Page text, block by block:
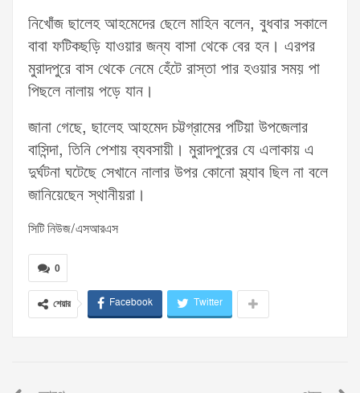
নিখোঁজ ছালেহ আহমেদের ছেলে মাহিন বলেন, বুধবার সকালে
বাবা ফটিকছড়ি যাওয়ার জন্য বাসা থেকে বের হন। এরপর
মুরাদপুরে বাস থেকে নেমে হেঁটে রাস্তা পার হওয়ার সময় পা
পিছলে নালায় পড়ে যান।
জানা গেছে, ছালেহ আহমেদ চট্টগ্রামের পটিয়া উপজেলার
বাসিন্দা, তিনি পেশায় ব্যবসায়ী। মুরাদপুরের যে এলাকায় এ
দুর্ঘটনা ঘটেছে সেখানে নালার উপর কোনো স্ল্যাব ছিল না বলে
জানিয়েছেন স্থানীয়রা।
সিটি নিউজ/এসআরএস
0
শেয়ার Facebook Twitter